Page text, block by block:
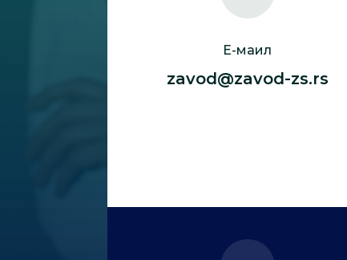
Е-маил
zavod@zavod-zs.rs